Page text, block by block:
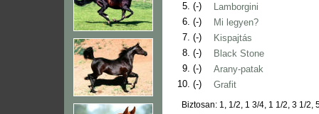
5. (-)
Lamborgini
6. (-)
Mi legyen?
7. (-)
Kispajtás
8. (-)
Black Stone
9. (-)
Arany-patak
10. (-) Grafit
Biztosan: 1, 1/2, 1 3/4, 1 1/2, 3 1/2,